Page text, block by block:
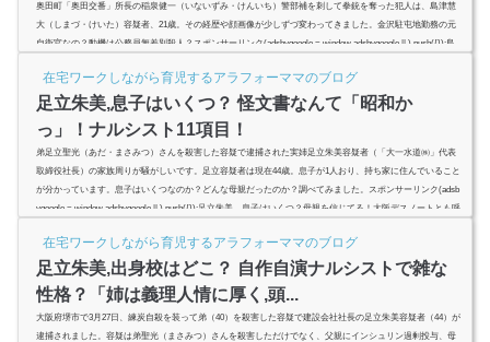
奥田町「奥田交番」所長の稲泉健一（いないずみ・けんいち）警部補を刺して拳銃を奪った犯人は、島津慧
大（しまづ・けいた）容疑者、21歳。その経歴や顔画像が少しずづ変わってきました。金沢駐屯地勤務の元
自衛官なの？動機は公務員無差別殺人？スポンサーリンク(adsbygoogle = window.adsbygoogle || ).push({});島
pic.twi...
在宅ワークしながら育児するアラフォーママのブログ
足立朱美,息子はいくつ？ 怪文書なんて「昭和か
っ」！ナルシスト11項目！
弟足立聖光（あだ・まさみつ）さんを殺害した容疑で逮捕された実姉足立朱美容疑者（「大一水道㈱」代表
取締役社長）の家族周りが騒がしいです。足立容疑者は現在44歳。息子が1人おり、持ち家に住んでいること
が分かっています。息子はいくつなのか？どんな母親だったのか？調べてみました。スポンサーリンク(adsb
ygoogle = window.adsbygoogle || ).push({});足立朱美、息子はいくつ？母親を信じてる！大阪デスノートとも呼
職業：「大...
在宅ワークしながら育児するアラフォーママのブログ
足立朱美,出身校はどこ？ 自作自演ナルシストで雑な
性格？「姉は義理人情に厚く,頭...
大阪府堺市で3月27日、練炭自殺を装って弟（40）を殺害した容疑で建設会社社長の足立朱美容疑者（44）が
逮捕されました。容疑は弟聖光（まさみつ）さんを殺害しただけでなく、父親にインシュリン過剰投与、母